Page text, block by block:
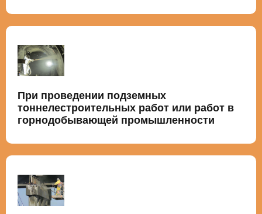
При проведении подземных
тоннелестроительных работ или работ в
горнодобывающей промышленности